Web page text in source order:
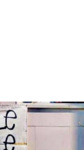
: l’expérience